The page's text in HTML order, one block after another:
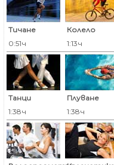
Тичане
0:51ч
Колело
1:13ч
Танци
1:38ч
Плуване
1:38ч